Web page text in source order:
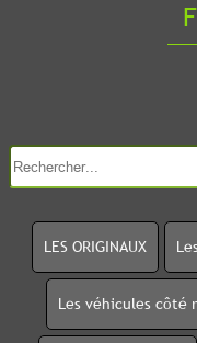
LES ORIGINAUX
Les véhicules côté